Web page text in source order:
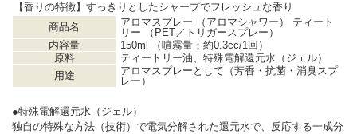
【香りの特徴】すっきりとしたシャープでフレッシュな香り
商品名
アロマスプレー （アロマシャワー） ティート
リー （PET／トリガースプレー）
内容量
150ml （噴霧量：約0.3cc/1回）
原料
ティートリー油、特殊電解還元水（ジェル）
用途
アロマスプレーとして（芳香・抗菌・消臭スプ
レー）
●特殊電解還元水（ジェル）
独自の特殊な方法（技術）で電気分解された還元水で、反応する一成分